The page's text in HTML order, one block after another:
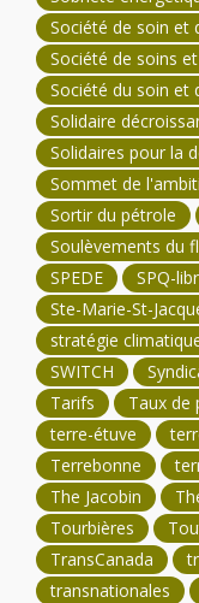
Société de soin et
Société de soins
Société du soin et
Solidaire
Solidaires pour la
Sommet de
Sortir du pétrole
Soulèvements du
SPEDE
SPQ-
Ste-Marie-St-
stratégie
SWITCH
Tarifs
Taux de
terre-étuve
Terrebonne
The Jacobin
Tourbières
TransCanada
transnationales